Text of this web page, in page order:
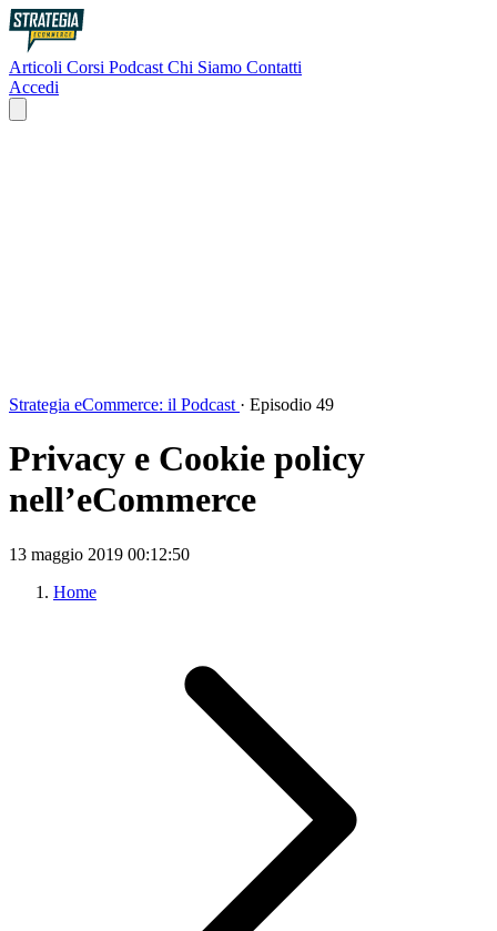
Articoli Corsi Podcast Chi Siamo Contatti
Accedi
Strategia eCommerce: il Podcast · Episodio 49
Privacy e Cookie policy
nell’eCommerce
13 maggio 2019 00:12:50
Home